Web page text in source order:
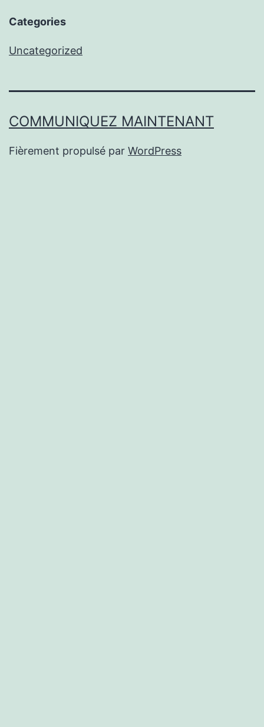
Categories
Uncategorized
COMMUNIQUEZ MAINTENANT
Fièrement propulsé par WordPress